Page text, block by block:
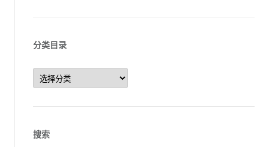
分类目录
分
类
目
搜索